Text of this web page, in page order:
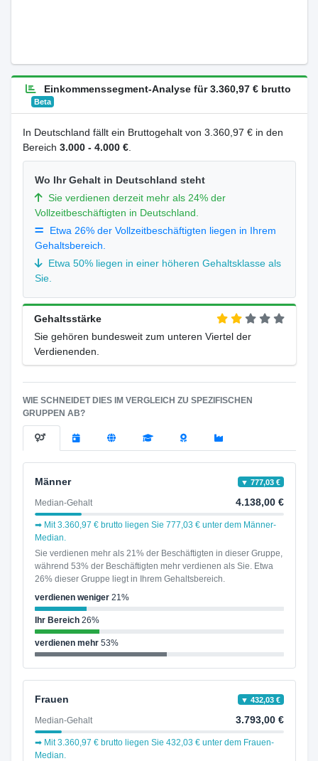
Einkommenssegment-Analyse für 3.360,97 € brutto
Beta
In Deutschland fällt ein Bruttogehalt von 3.360,97 € in den
Bereich 3.000 - 4.000 €.
Wo Ihr Gehalt in Deutschland steht
Sie verdienen derzeit mehr als 24% der
Vollzeitbeschäftigten in Deutschland.
Etwa 26% der Vollzeitbeschäftigten liegen in Ihrem
Gehaltsbereich.
Etwa 50% liegen in einer höheren Gehaltsklasse als
Sie.
Gehaltsstärke
Sie gehören bundesweit zum unteren Viertel der
Verdienenden.
WIE SCHNEIDET DIES IM VERGLEICH ZU SPEZIFISCHEN
GRUPPEN AB?
Männer ▼ 777,03 €
Median-Gehalt 4.138,00 €
➡ Mit 3.360,97 € brutto liegen Sie 777,03 € unter dem Männer-
Median.
Sie verdienen mehr als 21% der Beschäftigten in dieser Gruppe,
während 53% der Beschäftigten mehr verdienen als Sie. Etwa
26% dieser Gruppe liegt in Ihrem Gehaltsbereich.
verdienen weniger21%
Ihr Bereich26%
verdienen mehr53%
Frauen ▼ 432,03 €
Median-Gehalt 3.793,00 €
➡ Mit 3.360,97 € brutto liegen Sie 432,03 € unter dem Frauen-
Median.